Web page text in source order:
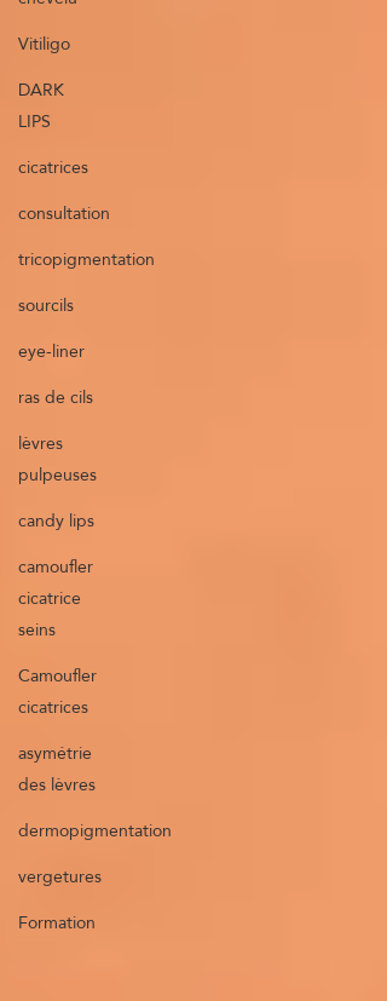
Vitiligo
DARK
LIPS
cicatrices
consultation
tricopigmentation
sourcils
eye-liner
ras de cils
lèvres
pulpeuses
candy lips
camoufler
cicatrice
seins
Camoufler
cicatrices
asymétrie
des lèvres
dermopigmentation
vergetures
Formation